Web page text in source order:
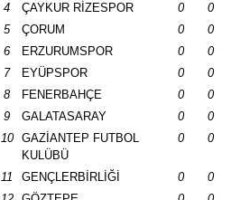
4 ÇAYKUR RİZESPOR 0
0
5
ÇORUM 0
0
6
ERZURUMSPOR 0
0
7
EYÜPSPOR 0
0
8
FENERBAHÇE 0
0
9
GALATASARAY 0
0
10
GAZİANTEP FUTBOL
KULÜBÜ
0 0
11 GENÇLERBİRLİĞİ 0
0